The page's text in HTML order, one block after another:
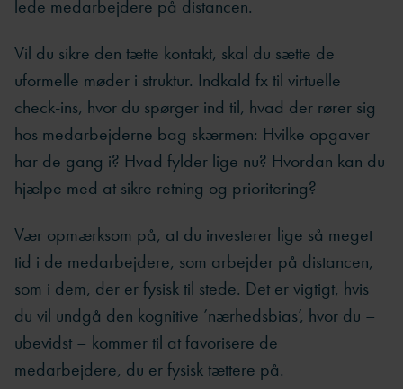
lede medarbejdere på distancen.
Vil du sikre den tætte kontakt, skal du sætte de
uformelle møder i struktur. Indkald fx til virtuelle
check-ins, hvor du spørger ind til, hvad der rører sig
hos medarbejderne bag skærmen: Hvilke opgaver
har de gang i? Hvad fylder lige nu? Hvordan kan du
hjælpe med at sikre retning og prioritering?
Vær opmærksom på, at du investerer lige så meget
tid i de medarbejdere, som arbejder på distancen,
som i dem, der er fysisk til stede. Det er vigtigt, hvis
du vil undgå den kognitive ’nærhedsbias’, hvor du –
ubevidst – kommer til at favorisere de
medarbejdere, du er fysisk tættere på.